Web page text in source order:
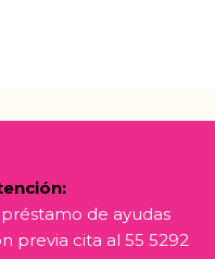
de ayudas
previa cita al 55 5292